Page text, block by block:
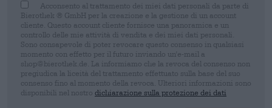
Acconsento al trattamento dei miei dati personali da parte di
Bierothek ® GmbH per la creazione e la gestione di un account
cliente. Questo account cliente fornisce una panoramica e un
controllo delle mie attività di vendita e dei miei dati personali.
Sono consapevole di poter revocare questo consenso in qualsiasi
momento con effetto per il futuro inviando un'e-mail a
shop@bierothek.de. La informiamo che la revoca del consenso non
pregiudica la liceità del trattamento effettuato sulla base del suo
consenso fino al momento della revoca. Ulteriori informazioni sono
disponibili nel nostro dichiarazione sulla protezione dei dati